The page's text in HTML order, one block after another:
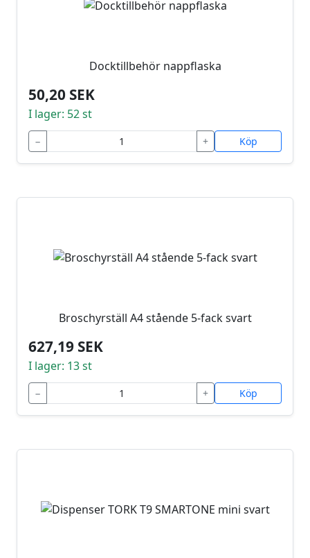
Docktillbehör nappflaska
50,20 SEK
I lager: 52 st
− + Köp
Broschyrställ A4 stående 5-fack svart
627,19 SEK
I lager: 13 st
− + Köp